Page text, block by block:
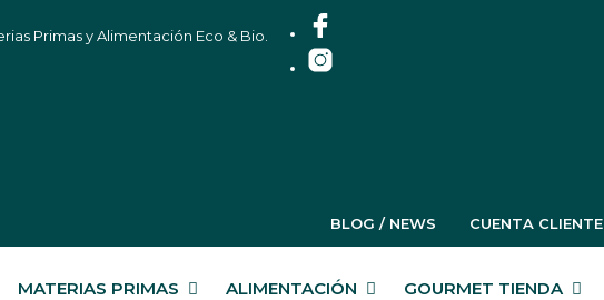
Primas y Alimentación Eco & Bio.
BLOG / NEWS CUENTA CLIENTE
MATERIAS PRIMAS ALIMENTACIÓN
GOURMET TIENDA